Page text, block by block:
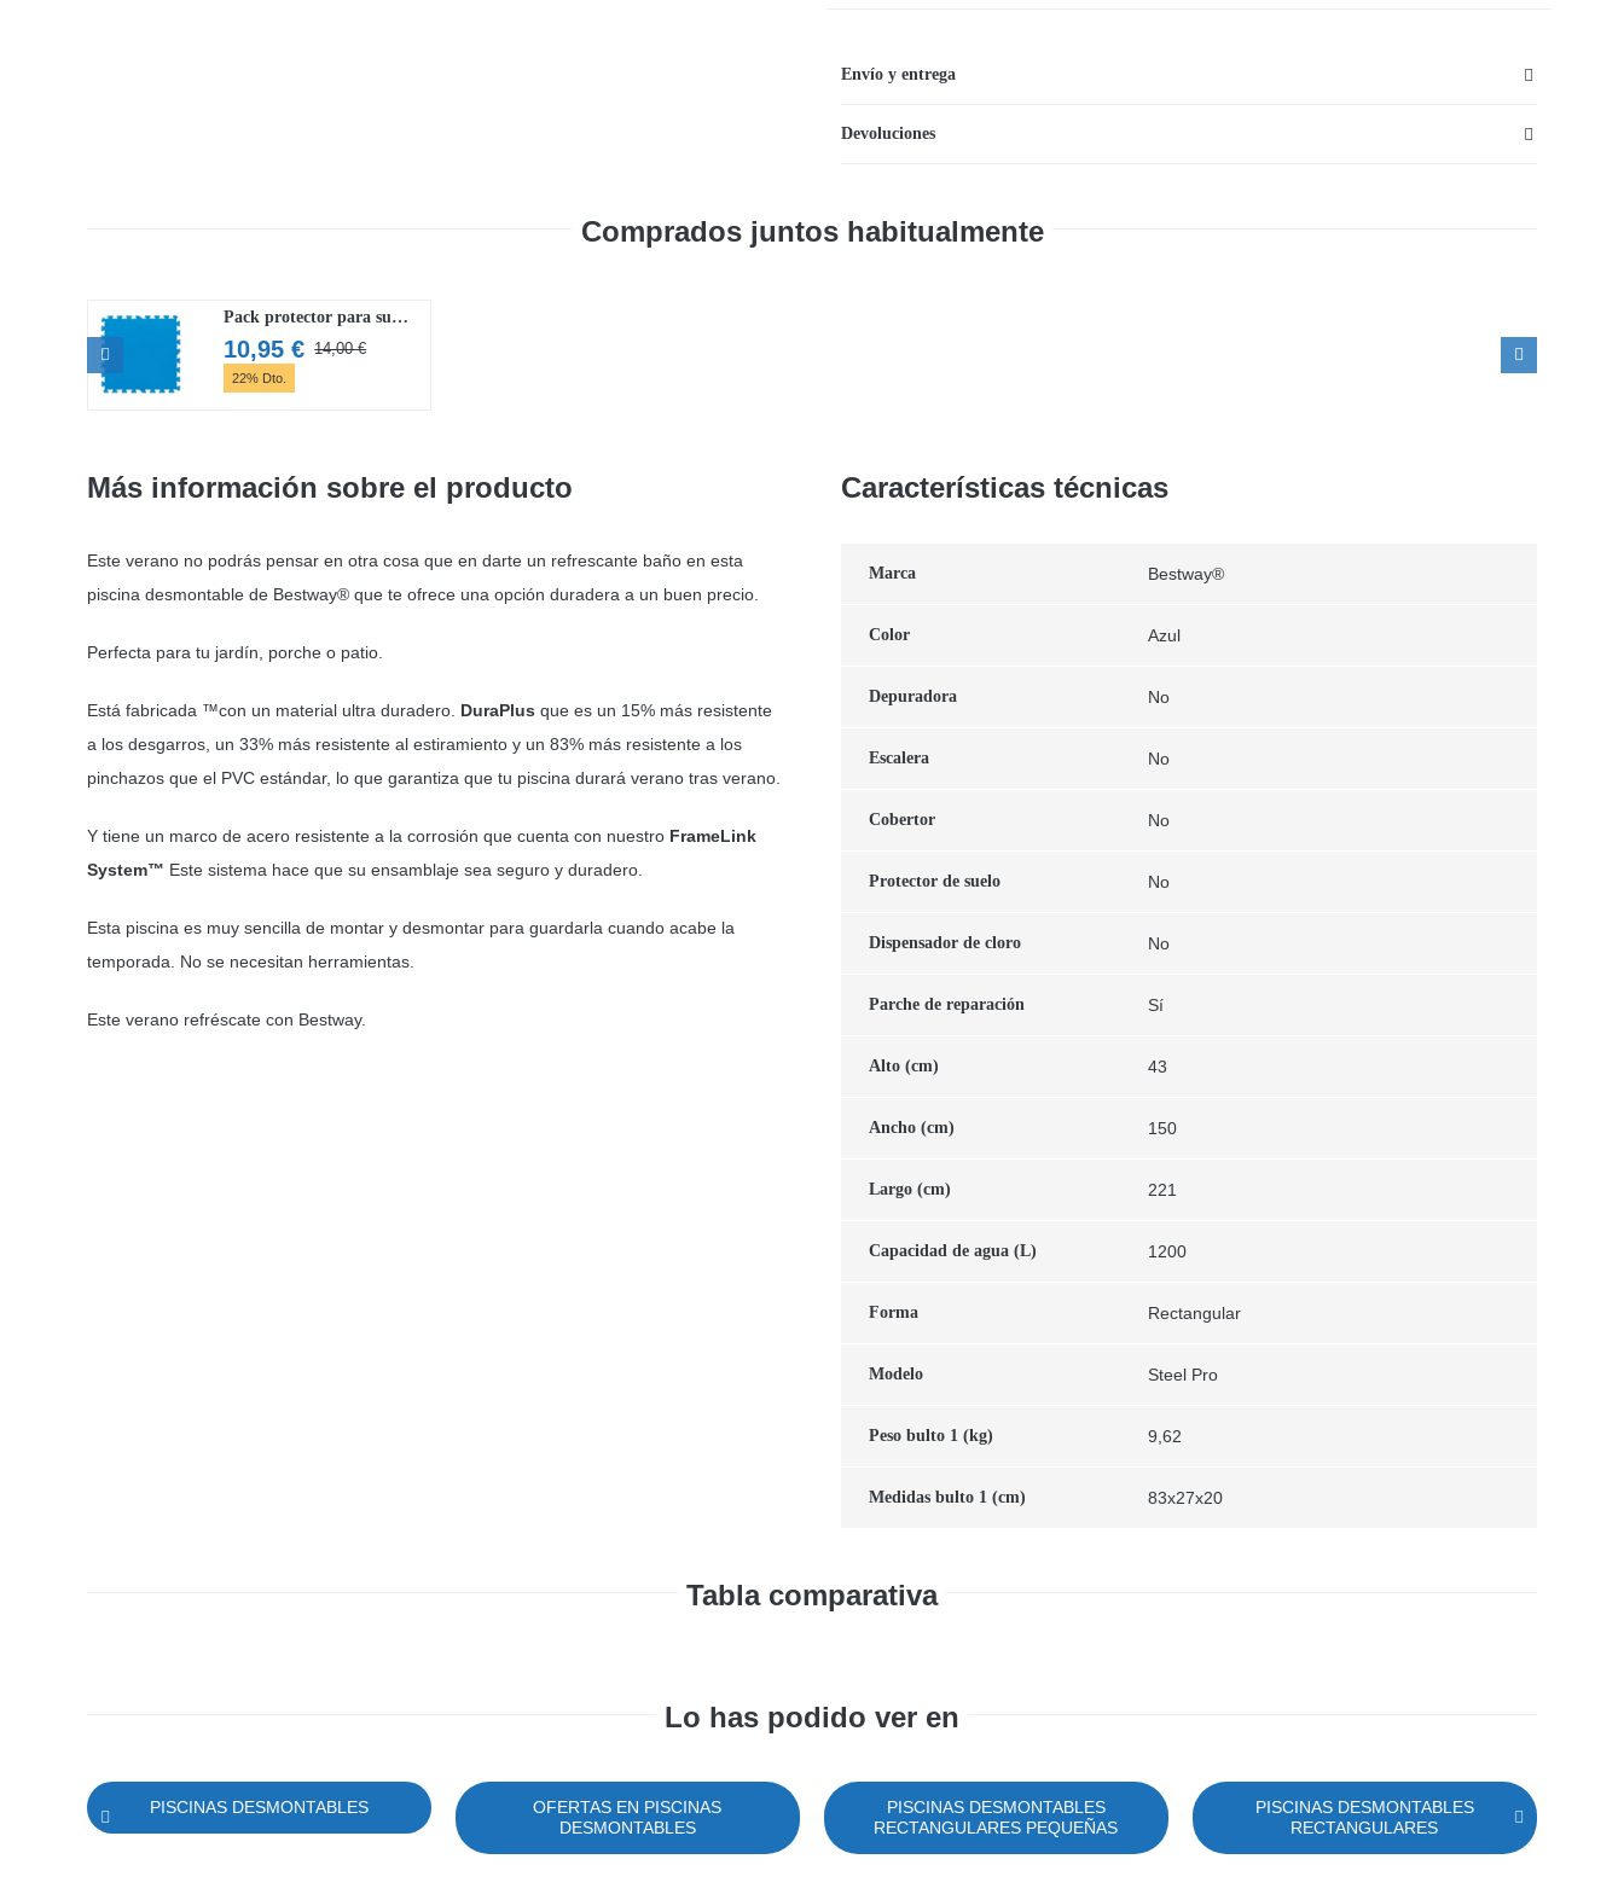
Envío y entrega
Devoluciones
Comprados juntos habitualmente
Pack protector para suelo de piscina Flowclear 50cm x 50cm
14,00€El
14,00 €.
10,95€
El
10,95 €.
22% Dto.
Más información sobre el producto
Este verano no podrás pensar en otra cosa que en darte un refrescante baño en esta
piscina desmontable de Bestway® que te ofrece una opción duradera a un buen precio.
Perfecta para tu jardín, porche o patio.
Está fabricada ™con un material ultra duradero. DuraPlus que es un 15% más resistente
a los desgarros, un 33% más resistente al estiramiento y un 83% más resistente a los
pinchazos que el PVC estándar, lo que garantiza que tu piscina durará verano tras verano.
Y tiene un marco de acero resistente a la corrosión que cuenta con nuestro FrameLink
System™ Este sistema hace que su ensamblaje sea seguro y duradero.
Esta piscina es muy sencilla de montar y desmontar para guardarla cuando acabe la
temporada. No se necesitan herramientas.
Este verano refréscate con Bestway.
Características técnicas
Marca Bestway®
Color Azul
Depuradora No
Escalera No
Cobertor No
Protector de suelo No
Dispensador de cloro No
Parche de reparación Sí
Alto (cm) 43
Ancho (cm) 150
Largo (cm) 221
Capacidad de agua (L) 1200
Forma Rectangular
Modelo Steel Pro
Peso bulto 1 (kg) 9,62
Medidas bulto 1 (cm) 83x27x20
Tabla comparativa
Lo has podido ver en
PISCINAS DESMONTABLES
OFERTAS EN PISCINAS
DESMONTABLES
PISCINAS DESMONTABLES
RECTANGULARES PEQUEÑAS
PISCINAS DESMONTABLES
RECTANGULARES